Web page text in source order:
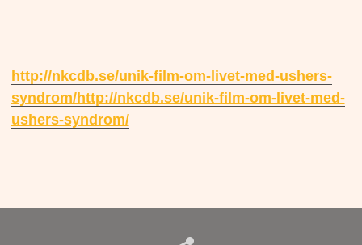
http://nkcdb.se/unik-film-om-livet-med-ushers-
syndrom/http://nkcdb.se/unik-film-om-livet-med-
ushers-syndrom/